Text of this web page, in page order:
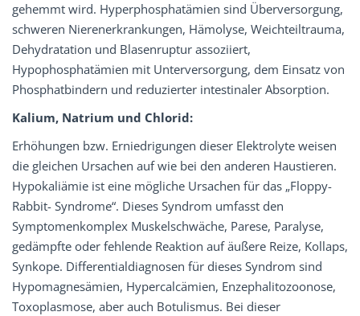
gehemmt wird. Hyperphosphatämien sind Überversorgung,
schweren Nierenerkrankungen, Hämolyse, Weichteiltrauma,
Dehydratation und Blasenruptur assoziiert,
Hypophosphatämien mit Unterversorgung, dem Einsatz von
Phosphatbindern und reduzierter intestinaler Absorption.
Kalium, Natrium und Chlorid:
Erhöhungen bzw. Erniedrigungen dieser Elektrolyte weisen
die gleichen Ursachen auf wie bei den anderen Haustieren.
Hypokaliämie ist eine mögliche Ursachen für das „Floppy-
Rabbit- Syndrome“. Dieses Syndrom umfasst den
Symptomenkomplex Muskelschwäche, Parese, Paralyse,
gedämpfte oder fehlende Reaktion auf äußere Reize, Kollaps,
Synkope. Differentialdiagnosen für dieses Syndrom sind
Hypomagnesämien, Hypercalcämien, Enzephalitozoonose,
Toxoplasmose, aber auch Botulismus. Bei dieser